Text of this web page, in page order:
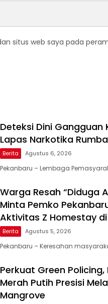
situs web saya pada
Deteksi Dini
Lapas Narkotika
Berita Agustus 6, 2026
Pekanbaru – Lembaga
Warga Resah “Diduga
Minta Pemko
Aktivitas Z Homestay
Berita Agustus 5, 2026
Pekanbaru – Keresahan
Perkuat Green
Merah Putih Presisi
Mangrove